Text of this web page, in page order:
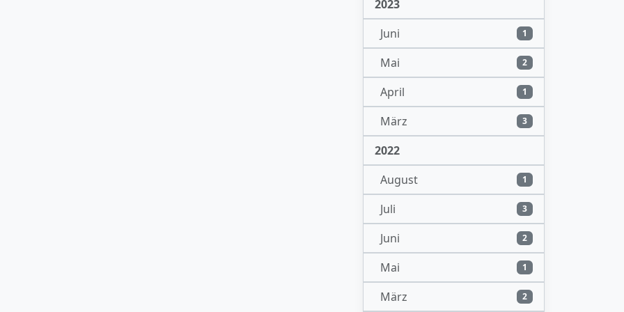
2023
Juni
1
Mai 2
April 1
März 3
2022
August
1
Juli 3
Juni 2
Mai 1
März 2